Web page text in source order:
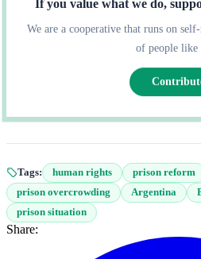
If you value what we do,
We are a cooperative that runs on
of people like
Tags: human rights prison reform
prison overcrowding
Argentina
prison situation
Share: